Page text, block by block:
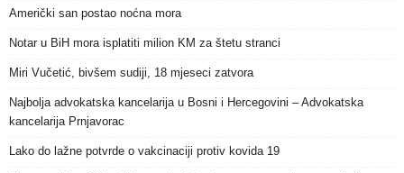
Američki san postao noćna mora
Notar u BiH mora isplatiti milion KM za štetu stranci
Miri Vučetić, bivšem sudiji, 18 mjeseci zatvora
Najbolja advokatska kancelarija u Bosni i Hercegovini – Advokatska
kancelarija Prnjavorac
Lako do lažne potvrde o vakcinaciji protiv kovida 19